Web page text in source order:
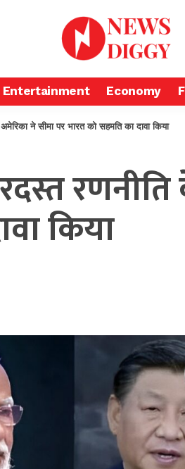
Entertainment Economy
ने सीमा पर भारत को सहमति का दावा किया
किया